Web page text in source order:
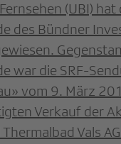
(UBI) hat
des Bündner
war die SRF-
vom 9. März
Verkauf der
Vals